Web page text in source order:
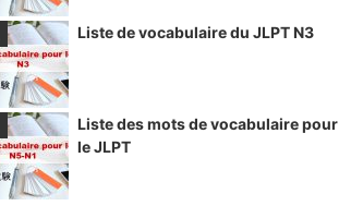
Liste de vocabulaire du JLPT N3
Liste des mots de vocabulaire pour
le JLPT